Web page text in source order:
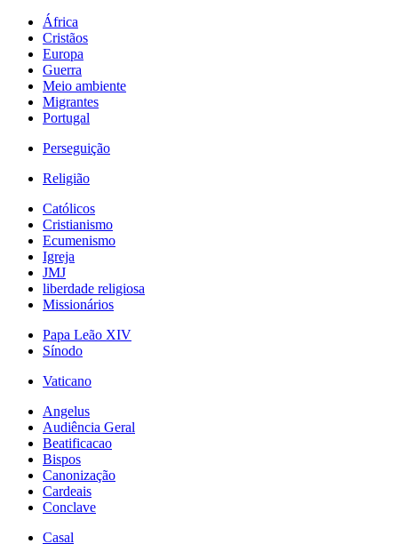
África
Cristãos
Europa
Guerra
Meio ambiente
Migrantes
Portugal
Perseguição
Religião
Católicos
Cristianismo
Ecumenismo
Igreja
JMJ
liberdade religiosa
Missionários
Papa Leão XIV
Sínodo
Vaticano
Angelus
Audiência Geral
Beatificacao
Bispos
Canonização
Cardeais
Conclave
Casal